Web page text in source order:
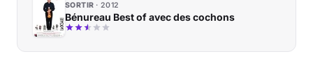
SORTIR 2012
Bénureau Best of avec des cochons